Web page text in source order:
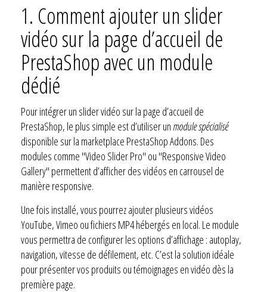
1. Comment ajouter un slider
vidéo sur la page d’accueil de
PrestaShop avec un module
dédié
Pour intégrer un slider vidéo sur la page d’accueil de
PrestaShop, le plus simple est d’utiliser un module spécialisé
disponible sur la marketplace PrestaShop Addons. Des
modules comme "Video Slider Pro" ou "Responsive Video
Gallery" permettent d’afficher des vidéos en carrousel de
manière responsive.
Une fois installé, vous pourrez ajouter plusieurs vidéos
YouTube, Vimeo ou fichiers MP4 hébergés en local. Le module
vous permettra de configurer les options d’affichage : autoplay,
navigation, vitesse de défilement, etc. C’est la solution idéale
pour présenter vos produits ou témoignages en vidéo dès la
première page.